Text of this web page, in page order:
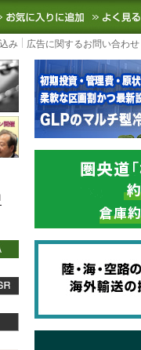
最新の物流ニュース
お気に
み 広告に関するお問い合わせ